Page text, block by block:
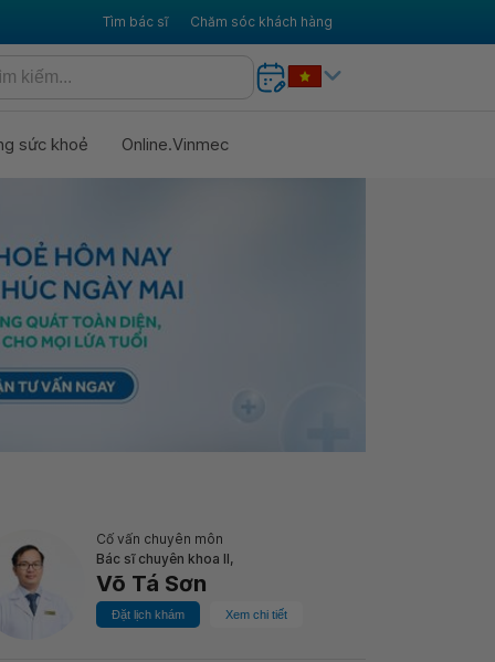
Tìm bác sĩ Chăm sóc khách hàng
sức khoẻ Online.Vinmec
Cố vấn chuyên môn
Bác sĩ chuyên khoa II,
Võ Tá Sơn
Đặt lịch khám Xem chi tiết